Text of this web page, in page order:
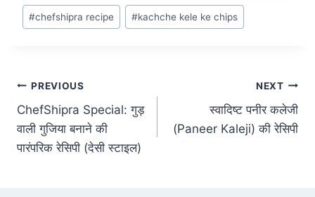
#chefshipra recipe #kachche kele ke chips
PREVIOUS
ChefShipra Special: गुड़
वाली गुजिया बनाने की
पारंपरिक रेसिपी (देसी स्टाइल)
NEXT
स्वादिष्ट पनीर कलेजी
(Paneer Kaleji) की रेसिपी